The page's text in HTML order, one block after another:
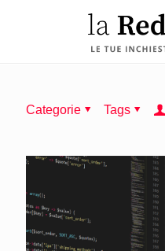
Categorie Tags